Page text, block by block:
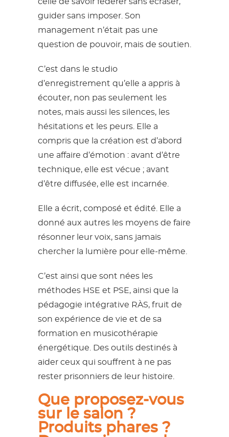
celle de savoir fédérer sans écraser,
guider sans imposer. Son
management n’était pas une
question de pouvoir, mais de soutien.
C’est dans le studio
d’enregistrement qu’elle a appris à
écouter, non pas seulement les
notes, mais aussi les silences, les
hésitations et les peurs. Elle a
compris que la création est d’abord
une affaire d’émotion : avant d’être
technique, elle est vécue ; avant
d’être diffusée, elle est incarnée.
Elle a écrit, composé et édité. Elle a
donné aux autres les moyens de faire
résonner leur voix, sans jamais
chercher la lumière pour elle-même.
C’est ainsi que sont nées les
méthodes HSE et PSE, ainsi que la
pédagogie intégrative RÀS, fruit de
son expérience de vie et de sa
formation en musicothérapie
énergétique. Des outils destinés à
aider ceux qui souffrent à ne pas
rester prisonniers de leur histoire.
Que proposez-vous
sur le salon ?
Produits phares ?